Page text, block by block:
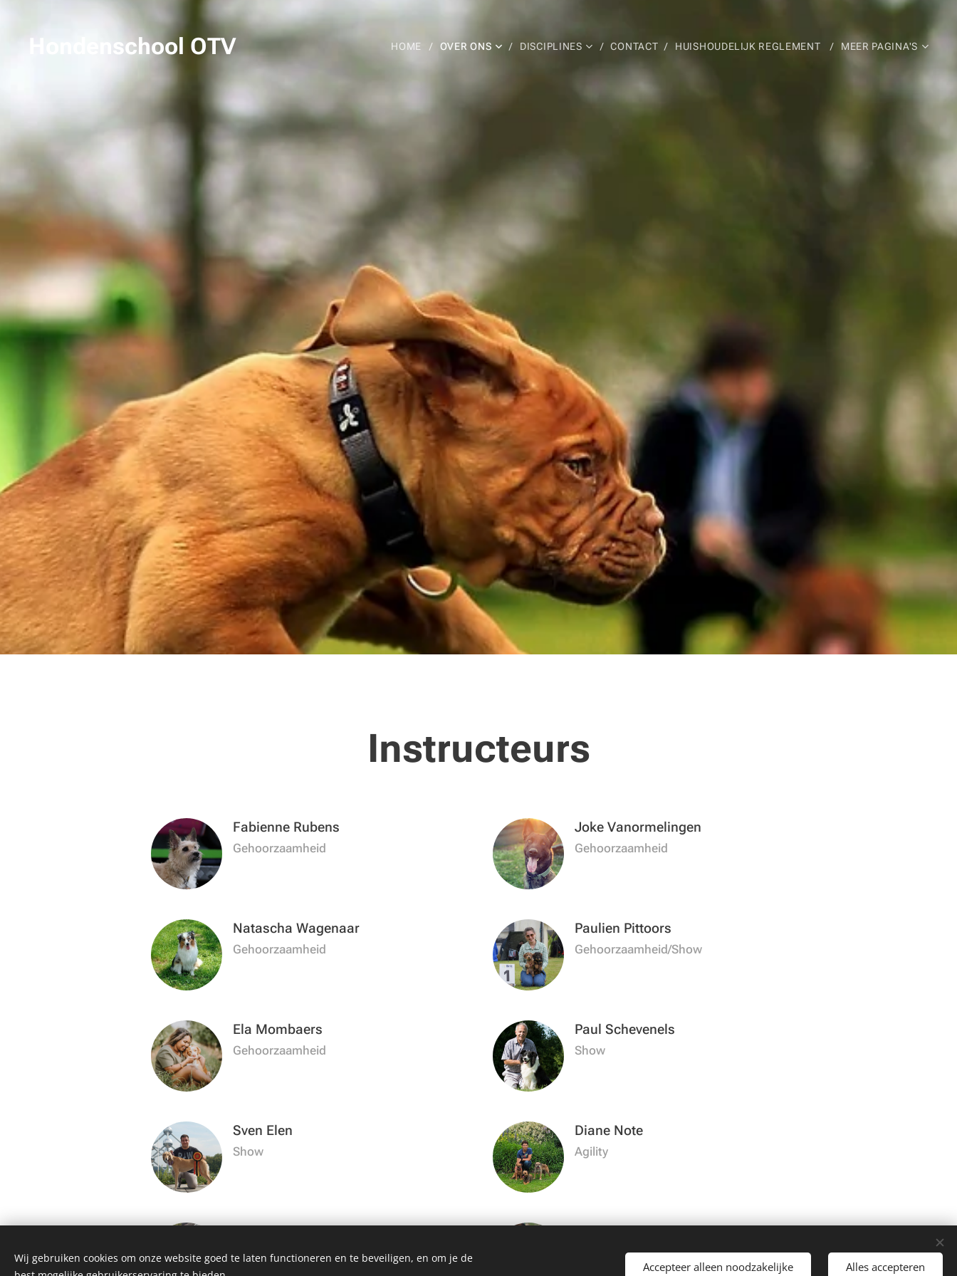
Hondenschool OTV
HOME OVER ONS DISCIPLINES CONTACT HUISHOUDELIJK REGLEMENT MEER PAGINA'S
Instructeurs
Fabienne Rubens
Gehoorzaamheid
Joke Vanormelingen
Gehoorzaamheid
Natascha Wagenaar
Gehoorzaamheid
Paulien Pittoors
Gehoorzaamheid/Show
Ela Mombaers
Gehoorzaamheid
Paul Schevenels
Show
Sven Elen
Show
Diane Note
Agility
Stefanie Menten
Agility
Karolien Moyaers
Wij gebruiken cookies om onze website goed te laten functioneren en te beveiligen, en om je de
Accepteer alleen noodzakelijke Alles accepteren